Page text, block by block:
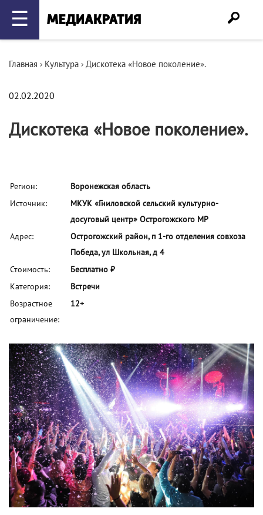
☰
Главная › Культура › Дискотека «Новое поколение».
02.02.2020
Дискотека «Новое поколение».
Регион:
Воронежская область
Источник:
МКУК «Гниловской сельский культурно-
досуговый центр» Острогожского МР
Адрес:
Острогожский район, п 1-го отделения совхоза
Победа, ул Школьная, д 4
Стоимость:
Бесплатно ₽
Категория:
Встречи
Возрастное
ограничение:
12+